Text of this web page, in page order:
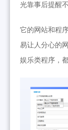
光靠事后提醒
它的网站和程
易让人分心的
娱乐类程序，